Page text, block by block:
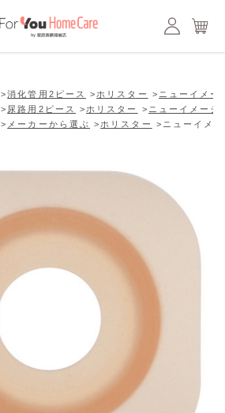
>消化管用2ピース > ホリスター > ニューイメー
> 尿路用2ピース > ホリスター > ニューイメージ
> メーカーから選ぶ > ホリスター > ニューイメ